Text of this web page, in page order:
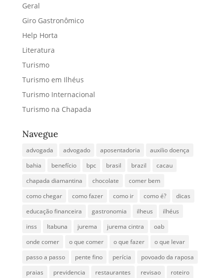
Geral
Giro Gastronômico
Help Horta
Literatura
Turismo
Turismo em Ilhéus
Turismo Internacional
Turismo na Chapada
Navegue
advogada advogado aposentadoria
auxilio doença
bahia
benefício bpc brasil brazil
cacau
chapada diamantina
chocolate
comer bem
como chegar
como fazer como ir como é?
dicas
educação financeira
gastronomia ilheus
ilhéus
inss
Itabuna jurema jurema cintra
oab
onde comer
o que comer o que fazer
o que levar
passo a passo
pente fino perícia
povoado da raposa
praias
previdencia restaurantes revisao roteiro